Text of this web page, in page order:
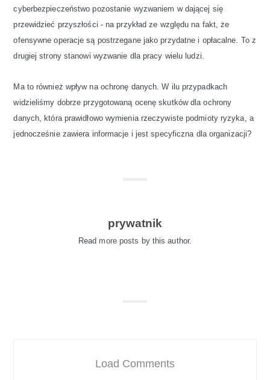
cyberbezpieczeństwo pozostanie wyzwaniem w dającej się
przewidzieć przyszłości - na przykład ze względu na fakt, że
ofensywne operacje są postrzegane jako przydatne i opłacalne. To z
drugiej strony stanowi wyzwanie dla pracy wielu ludzi.
Ma to również wpływ na ochronę danych. W ilu przypadkach
widzieliśmy dobrze przygotowaną ocenę skutków dla ochrony
danych, która prawidłowo wymienia rzeczywiste podmioty ryzyka, a
jednocześnie zawiera informacje i jest specyficzna dla organizacji?
prywatnik
Read more posts by this author.
Load Comments